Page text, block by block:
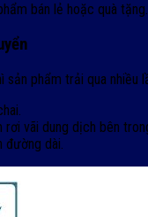
bán lẻ hoặc quà tặng.
phẩm trải qua nhiều
vãi dung dịch bên
dài.